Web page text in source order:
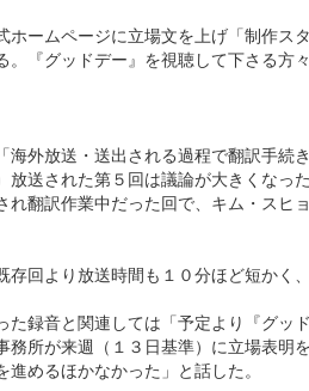
ホームページに立場文を上げ「制作
。『グッドデー』を視聴して下さる方
海外放送・送出される過程で翻訳手続
放送された第５回は議論が大きくなっ
れ翻訳作業中だった回で、キム・ス
回より放送時間も１０分ほど短かく
た録音と関連しては「予定より『グ
務所が来週（１３日基準）に立場表明
めるほかなかった」と話した。